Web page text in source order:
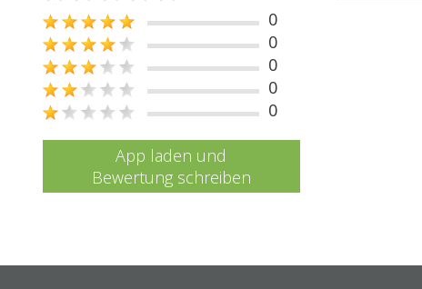
0
0
0
0
0
App laden und
Bewertung schreiben